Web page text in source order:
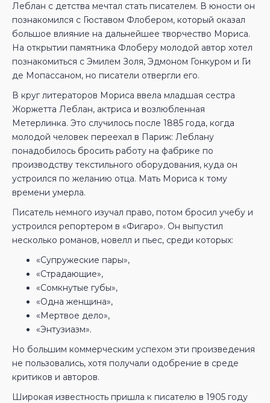
Леблан с детства мечтал стать писателем. В юности он
познакомился с Гюставом Флобером, который оказал
большое влияние на дальнейшее творчество Мориса.
На открытии памятника Флоберу молодой автор хотел
познакомиться с Эмилем Золя, Эдмоном Гонкуром и Ги
де Мопассаном, но писатели отвергли его.
В круг литераторов Мориса ввела младшая сестра
Жоржетта Леблан, актриса и возлюбленная
Метерлинка. Это случилось после 1885 года, когда
молодой человек переехал в Париж: Леблану
понадобилось бросить работу на фабрике по
производству текстильного оборудования, куда он
устроился по желанию отца. Мать Мориса к тому
времени умерла.
Писатель немного изучал право, потом бросил учебу и
устроился репортером в «Фигаро». Он выпустил
несколько романов, новелл и пьес, среди которых:
«Супружеские пары»,
«Страдающие»,
«Сомкнутые губы»,
«Одна женщина»,
«Мертвое дело»,
«Энтузиазм».
Но большим коммерческим успехом эти произведения
не пользовались, хотя получали одобрение в среде
критиков и авторов.
Широкая известность пришла к писателю в 1905 году